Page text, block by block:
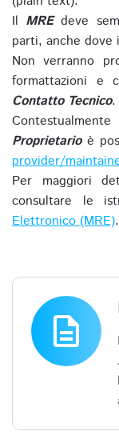
Il MREdeve
parti, anche dove
Non verranno
formattazioni e
Contatto Tecnico.
Proprietarioè
provider/
Per maggiori
consultare le
Elettronico (MRE).
description